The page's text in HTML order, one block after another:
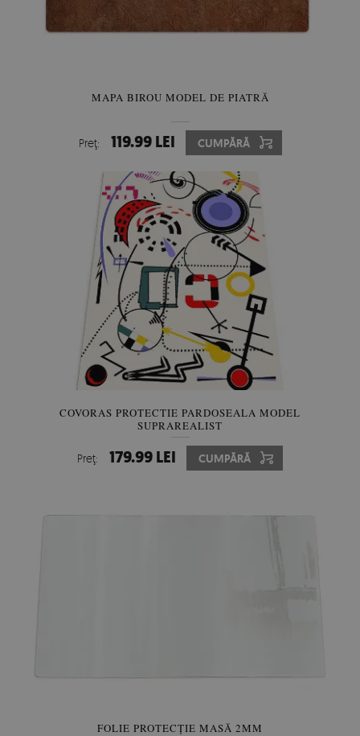
MAPA BIROU MODEL DE PIATRĂ
Preţ: 119.99 LEI CUMPĂRĂ
COVORAS PROTECTIE PARDOSEALA MODEL
SUPRAREALIST
Preţ: 179.99 LEI CUMPĂRĂ
FOLIE PROTECȚIE MASĂ 2MM